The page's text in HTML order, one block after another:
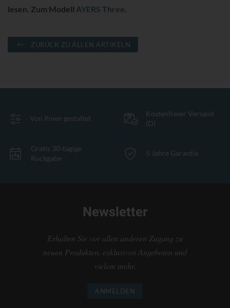
lesen. Zum Modell AYERS Three.
ZURÜCK ZU ALLEN ARTIKELN
Von Ihnen gestaltet
Kostenfreier Versand
(D)
Gratis 30-tägige
Rückgabe
5 Jahre Garantie
Newsletter
Erhalten Sie vor allen anderen Zugang zu
neuen Produkten, exklusiven Angeboten und
vielem mehr.
ANMELDEN